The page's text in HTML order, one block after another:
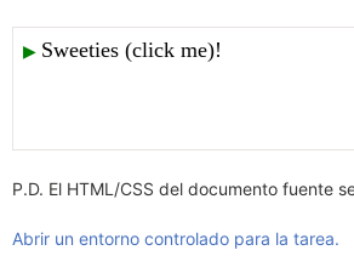
P.D. El HTML/CSS del documento fuente
Abrir un entorno controlado para la tarea.